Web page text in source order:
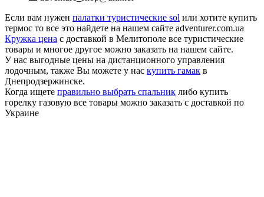
Если вам нужен палатки туристические sol или хотите купить
термос то все это найдете на нашем сайте adventurer.com.ua
Кружка цена с доставкой в Мелитополе все туристические
товары и многое другое можно заказать на нашем сайте.
У нас выгодные цены на дистанционного управления
лодочным, также Вы можете у нас купить гамак в
Днепродзержинске.
Когда ищете правильно выбрать спальник либо купить
горелку газовую все товары можно заказать с доставкой по
Украине